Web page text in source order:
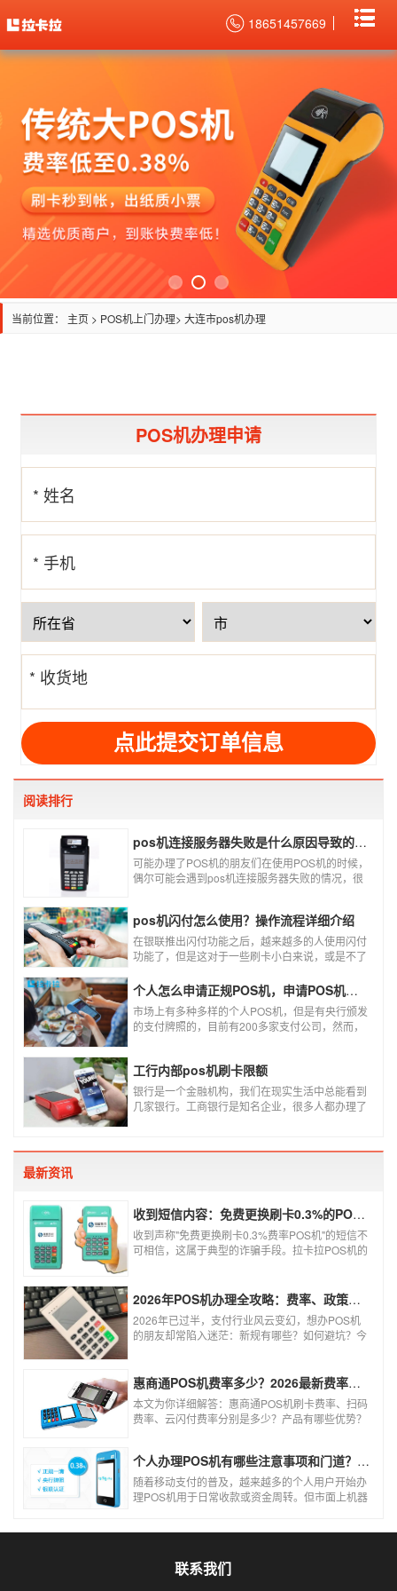
18651457669
当前位置： 主页 > POS机上门办理> 大连市pos机办理
POS机办理申请
* 姓名
* 手机
号
* 收货地
址
阅读排行
pos机连接服务器失败是什么原因导致的？附解决办法
可能办理了POS机的朋友们在使用POS机的时候，
偶尔可能会遇到pos机连接服务器失败的情况，很
失败是什么原因导致的？以及出现这种情况又该如
何解决。
pos机闪付怎么使用？操作流程详细介绍
在银联推出闪付功能之后，越来越多的人使用闪付
功能了，但是这对于一些刷卡小白来说，或是不了
闪付功能，因此，针对这种情况，下面小编就来给
大家讲一讲POS机闪付怎么挥卡操作交易。
个人怎么申请正规POS机，申请POS机需要注意什么？
市场上有多种多样的个人POS机，但是有央行颁发
的支付牌照的，目前有200多家支付公司，然而，
就很危险了，资金不到账、被盗刷的可能性大大增
加。
工行内部pos机刷卡限额
银行是一个金融机构，我们在现实生活中总能看到
几家银行。工商银行是知名企业，很多人都办理了
最新资讯
收到短信内容：免费更换刷卡0.3%的POS机，可以相信吗？
收到声称"免费更换刷卡0.3%费率POS机"的短信不
可相信，这属于典型的诈骗手段。拉卡拉POS机的
风险。以下结合权威信息分析原因及应对建议：2026年POS机办理全攻略：费率、政策、避坑一篇讲清
2026年已过半，支付行业风云变幻，想办POS机
的朋友却常陷入迷茫：新规有哪些？如何避坑？今
使用！
惠商通POS机费率多少？2026最新费率标准及办理全攻略
本文为你详细解答：惠商通POS机刷卡费率、扫码
费率、云闪付费率分别是多少？产品有哪些优势？
个人办理POS机有哪些注意事项和门道？（2026最新避坑指南）
随着移动支付的普及，越来越多的个人用户开始办
理POS机用于日常收款或资金周转。但市面上机器
联系我们